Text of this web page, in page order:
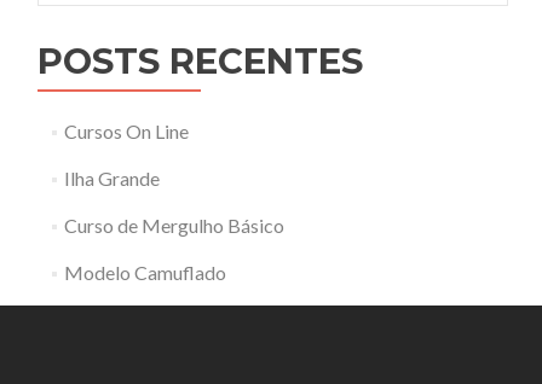
POSTS RECENTES
Cursos On Line
Ilha Grande
Curso de Mergulho Básico
Modelo Camuflado